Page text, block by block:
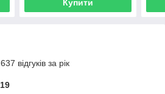
Купити
відгуків за рік